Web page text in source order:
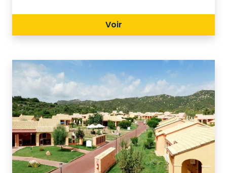
di qualità, ideale per una vacanza
rilassante a contatto con il mare
incontaminato.
Voir